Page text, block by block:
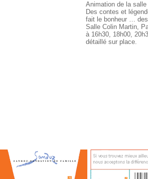
Animation de la
Des contes et
fait le bonheur …
Salle Colin Martin,
à 16h30, 18h00,
détaillé sur place.